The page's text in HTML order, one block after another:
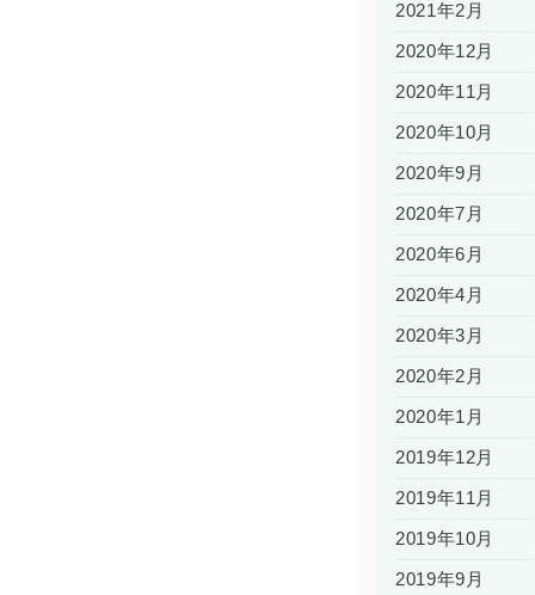
2021年2月
2020年12月
2020年11月
2020年10月
2020年9月
2020年7月
2020年6月
2020年4月
2020年3月
2020年2月
2020年1月
2019年12月
2019年11月
2019年10月
2019年9月